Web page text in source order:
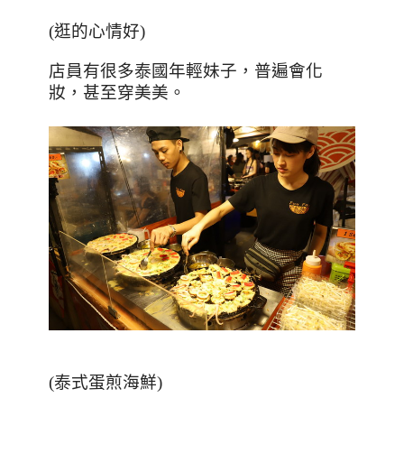
(逛的心情好)
店員有很多泰國年輕妹子，普遍會化
妝，甚至穿美美 。
(泰式蛋煎海鮮)